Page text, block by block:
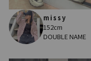
missy
152cm
DOUBLE NAME